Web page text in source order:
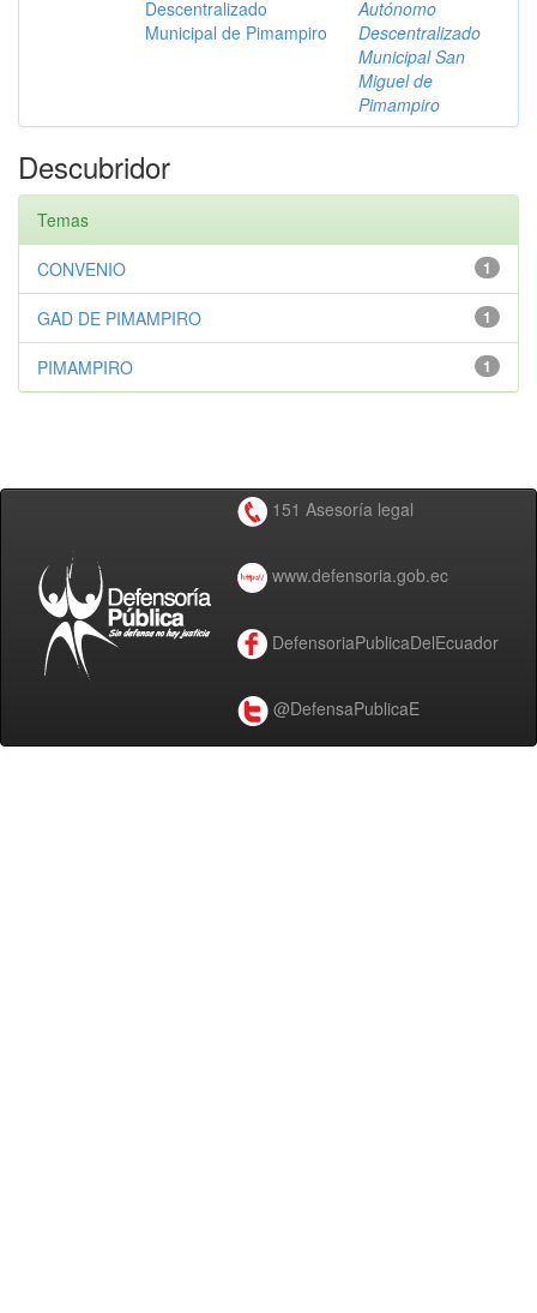
Descentralizado
Municipal de Pimampiro
Autónomo
Descentralizado
Municipal San
Miguel de
Pimampiro
Descubridor
Temas
1
CONVENIO
1
GAD DE PIMAMPIRO
1
PIMAMPIRO
151 Asesoría legal
www.defensoria.gob.ec
DefensoriaPublicaDelEcuador
@DefensaPublicaE